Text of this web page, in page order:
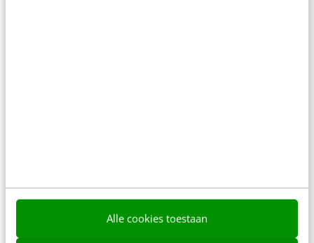
Alle cookies toestaan
E-mailmarketing: 4 P’s om overtuigende
teksten te schrijven